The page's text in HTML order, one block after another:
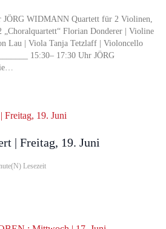
JÖRG WIDMANN Quartett für 2 Violinen,
Florian Donderer | Violine
Lau | Viola Tanja Tetzlaff | Violoncello
15:30– 17:30 Uhr JÖRG
| Freitag, 19. Juni
Lesezeit